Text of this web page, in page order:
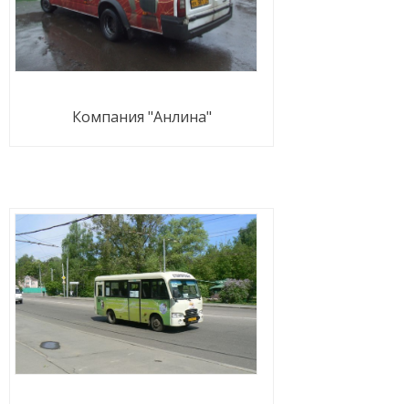
Компания "Анлина"